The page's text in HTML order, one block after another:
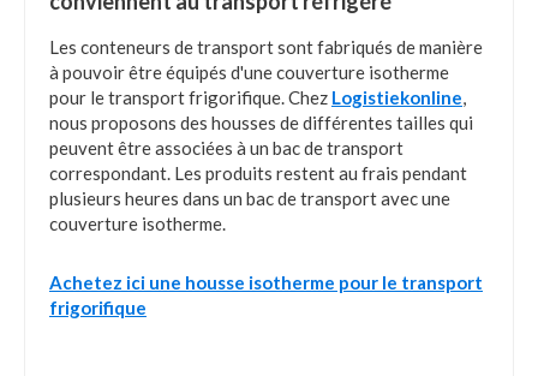
Les conteneurs de transport sont fabriqués de manière
à pouvoir être équipés d'une couverture isotherme
pour le transport frigorifique. Chez Logistiekonline,
nous proposons des housses de différentes tailles qui
peuvent être associées à un bac de transport
correspondant. Les produits restent au frais pendant
plusieurs heures dans un bac de transport avec une
couverture isotherme.
Achetez ici une housse isotherme pour le transport
frigorifique